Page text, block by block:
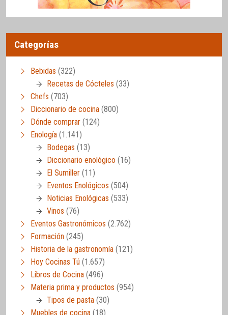
Categorías
Bebidas (322)
Recetas de Cócteles (33)
Chefs (703)
Diccionario de cocina (800)
Dónde comprar (124)
Enología (1.141)
Bodegas (13)
Diccionario enológico (16)
El Sumiller (11)
Eventos Enológicos (504)
Noticias Enológicas (533)
Vinos (76)
Eventos Gastronómicos (2.762)
Formación (245)
Historia de la gastronomía (121)
Hoy Cocinas Tú (1.657)
Libros de Cocina (496)
Materia prima y productos (954)
Tipos de pasta (30)
Muebles de cocina (18)